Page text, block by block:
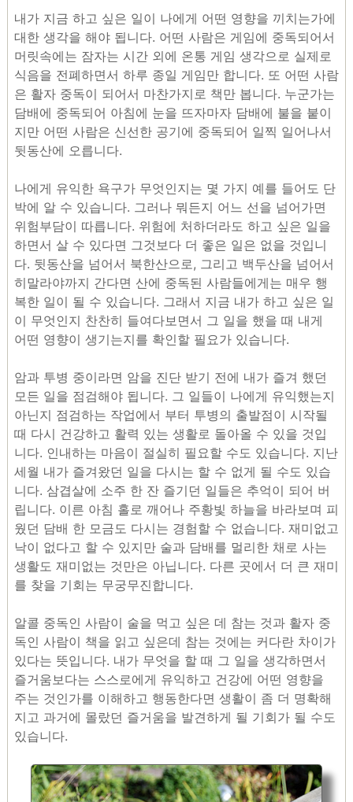
내가 지금 하고 싶은 일이 나에게 어떤 영향을 끼치는가에
대한 생각을 해야 됩니다. 어떤 사람은 게임에 중독되어서
머릿속에는 잠자는 시간 외에 온통 게임 생각으로 실제로
식음을 전폐하면서 하루 종일 게임만 합니다. 또 어떤 사람
은 활자 중독이 되어서 마찬가지로 책만 봅니다. 누군가는
담배에 중독되어 아침에 눈을 뜨자마자 담배에 불을 붙이
지만 어떤 사람은 신선한 공기에 중독되어 일찍 일어나서
뒷동산에 오릅니다.
나에게 유익한 욕구가 무엇인지는 몇 가지 예를 들어도 단
박에 알 수 있습니다. 그러나 뭐든지 어느 선을 넘어가면
위험부담이 따릅니다. 위험에 처하더라도 하고 싶은 일을
하면서 살 수 있다면 그것보다 더 좋은 일은 없을 것입니
다. 뒷동산을 넘어서 북한산으로, 그리고 백두산을 넘어서
히말라야까지 간다면 산에 중독된 사람들에게는 매우 행
복한 일이 될 수 있습니다. 그래서 지금 내가 하고 싶은 일
이 무엇인지 찬찬히 들여다보면서 그 일을 했을 때 내게
어떤 영향이 생기는지를 확인할 필요가 있습니다.
암과 투병 중이라면 암을 진단 받기 전에 내가 즐겨 했던
모든 일을 점검해야 됩니다. 그 일들이 나에게 유익했는지
아닌지 점검하는 작업에서 부터 투병의 출발점이 시작될
때 다시 건강하고 활력 있는 생활로 돌아올 수 있을 것입
니다. 인내하는 마음이 절실히 필요할 수도 있습니다. 지난
세월 내가 즐겨왔던 일을 다시는 할 수 없게 될 수도 있습
니다. 삼겹살에 소주 한 잔 즐기던 일들은 추억이 되어 버
립니다. 이른 아침 홀로 깨어나 주황빛 하늘을 바라보며 피
웠던 담배 한 모금도 다시는 경험할 수 없습니다. 재미없고
낙이 없다고 할 수 있지만 술과 담배를 멀리한 채로 사는
생활도 재미없는 것만은 아닙니다. 다른 곳에서 더 큰 재미
를 찾을 기회는 무궁무진합니다.
알콜 중독인 사람이 술을 먹고 싶은 데 참는 것과 활자 중
독인 사람이 책을 읽고 싶은데 참는 것에는 커다란 차이가
있다는 뜻입니다. 내가 무엇을 할 때 그 일을 생각하면서
즐거움보다는 스스로에게 유익하고 건강에 어떤 영향을
주는 것인가를 이해하고 행동한다면 생활이 좀 더 명확해
지고 과거에 몰랐던 즐거움을 발견하게 될 기회가 될 수도
있습니다.